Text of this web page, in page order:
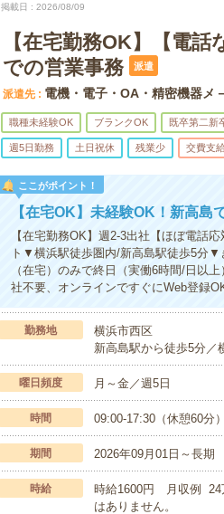
掲載日 2026/08/09
【在宅勤務OK】【電
での営業事務
派遣
派遣先 電機・電子・OA・精密機器メ
職種未経験OK ブランクOK 既卒第二新
週5日勤務 土日祝休 残業少 交費支
ここがポイント！
【在宅OK】未経験OK！新高島
【在宅勤務OK】週2-3出社【ほぼ電話
ト▼横浜駅徒歩圏内/新高島駅徒歩5分
（在宅）のみで終日（実働6時間/日以
社不要、オンラインですぐにWeb登
勤務地
横浜市西区
新高島駅から徒歩5分／
曜日頻度 月～金／週5日
時間 09:00-17:30（休憩60分
期間 2026年09月01日～長
時給
時給1600円 月収例 24
はありません。